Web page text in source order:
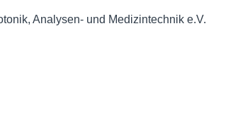
Analysen- und Medizintechnik e.V.